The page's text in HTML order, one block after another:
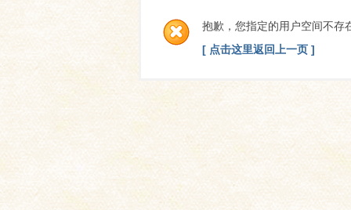
抱歉，您指定的用户空间不存
[ 点击这里返回上一页 ]